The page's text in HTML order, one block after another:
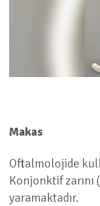
Makas
Oftalmolojide
Konjonktif zarını
yaramaktadır.